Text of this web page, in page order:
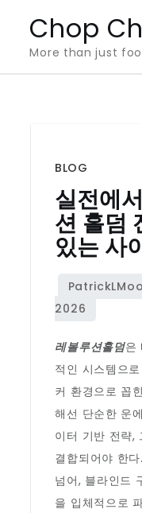
content
Chop
More than just
BLOG
실전에
션 홀덤
있는 사
레볼루션홀덤은
적인 시스템으
커 환경으로 꼽
해선 단순한 운
이터 기반 전략,
결합되어야 한
넘어, 블라인드
을 입체적으로